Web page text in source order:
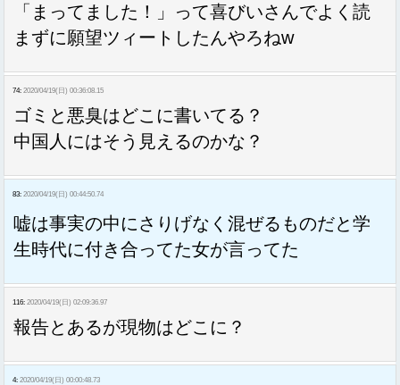
「まってました！」って喜びいさんでよく読
まずに願望ツィートしたんやろねw
74: 2020/04/19(日) 00:36:08.15
ゴミと悪臭はどこに書いてる？
中国人にはそう見えるのかな？
83: 2020/04/19(日) 00:44:50.74
嘘は事実の中にさりげなく混ぜるものだと学
生時代に付き合ってた女が言ってた
116: 2020/04/19(日) 02:09:36.97
報告とあるが現物はどこに？
4: 2020/04/19(日) 00:00:48.73